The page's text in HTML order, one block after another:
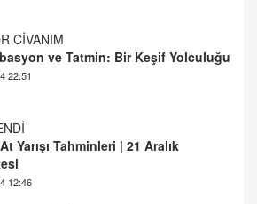
Yarışı Tahminleri | 21 Aralık
PERİSİ
Bir Cinsel Yaşam ile İlgili Bilinmesi